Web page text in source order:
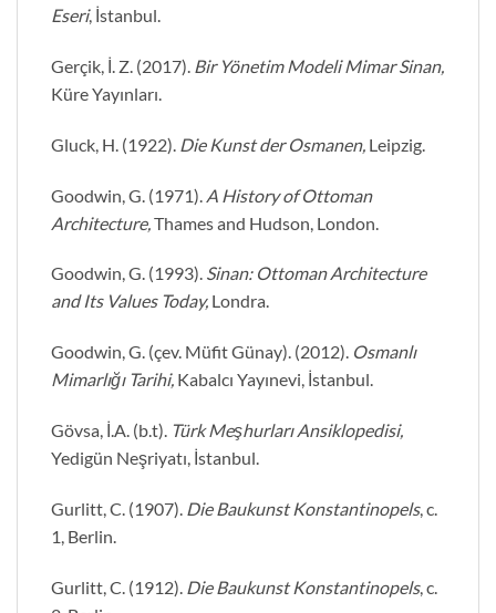
Eseri, İstanbul.
Gerçik, İ. Z. (2017). Bir Yönetim Modeli Mimar Sinan,
Küre Yayınları.
Gluck, H. (1922). Die Kunst der Osmanen, Leipzig.
Goodwin, G. (1971). A History of Ottoman
Architecture, Thames and Hudson, London.
Goodwin, G. (1993). Sinan: Ottoman Architecture
and Its Values Today, Londra.
Goodwin, G. (çev. Müfit Günay). (2012). Osmanlı
Mimarlığı Tarihi,Kabalcı Yayınevi, İstanbul.
Gövsa, İ.A. (b.t). Türk Meşhurları Ansiklopedisi,
Yedigün Neşriyatı, İstanbul.
Gurlitt, C. (1907). Die Baukunst Konstantinopels, c.
1, Berlin.
Gurlitt, C. (1912). Die Baukunst Konstantinopels, c.